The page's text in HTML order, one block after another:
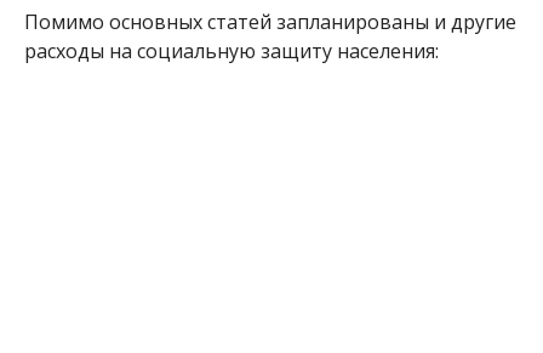
Помимо основных статей запланированы и другие
расходы на социальную защиту населения: